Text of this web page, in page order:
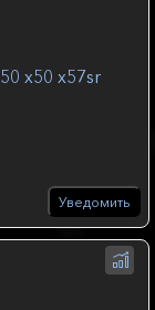
x50 x57sr
Уведомить